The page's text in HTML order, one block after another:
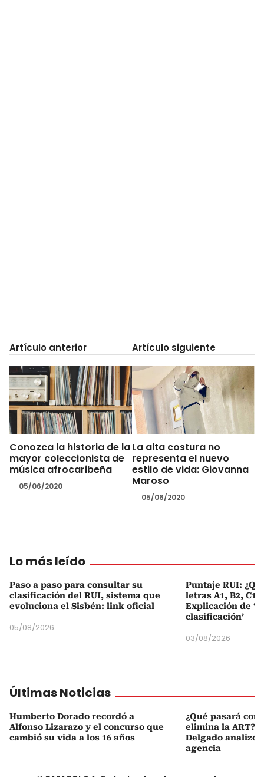
Artículo anterior
Conozca la historia de la
mayor coleccionista de
música afrocaribeña
05/06/2020
Artículo siguiente
La alta costura no
representa el nuevo
estilo de vida: Giovanna
Maroso
05/06/2020
Lo más leído
Paso a paso para consultar su
clasificación del RUI, sistema que
evoluciona el Sisbén: link oficial
05/08/2026
Puntaje RUI:
letras A1, B2, C1
Explicación de
clasificación’
03/08/2026
Últimas Noticias
Humberto Dorado recordó a
Alfonso Lizarazo y el concurso que
cambió su vida a los 16 años
¿Qué pasará con
elimina la ART?
Delgado analizó
agencia